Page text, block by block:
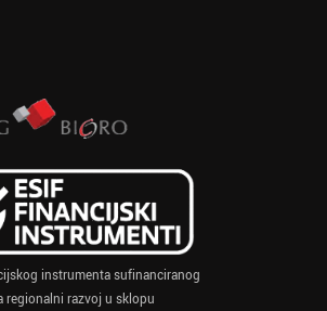
instrumenta sufinanciranog
regionalni razvoj u sklopu